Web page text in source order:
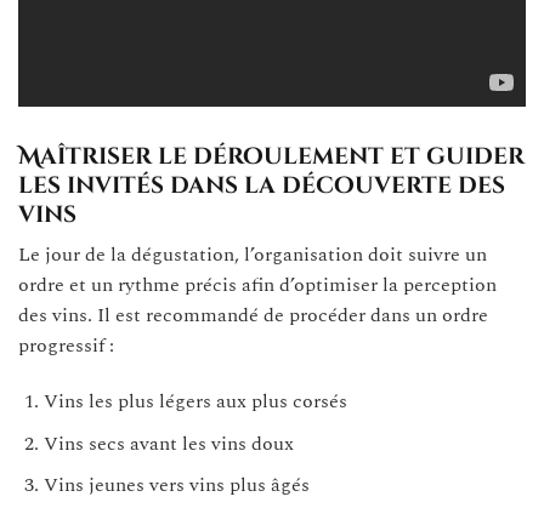
Maîtriser le déroulement et guider
les invités dans la découverte des
vins
Le jour de la dégustation, l’organisation doit suivre un
ordre et un rythme précis afin d’optimiser la perception
des vins. Il est recommandé de procéder dans un ordre
progressif :
Vins les plus légers aux plus corsés
Vins secs avant les vins doux
Vins jeunes vers vins plus âgés